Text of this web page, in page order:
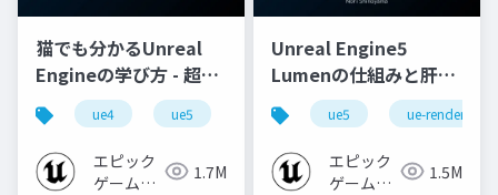
猫でも分かるUnreal
Engineの学び方 - 超初
心者向け編 - 2023 v1.0
ue4 ue5 ue-beginner
エピック
ゲームズ
1.7M
Unreal Engine5
Lumenの仕組みと肝心
なところ
ue5 ue-rendering
エピック
ゲームズ
1.5M